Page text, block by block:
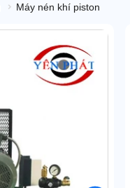
Máy nén khí piston